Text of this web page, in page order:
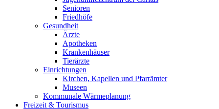
Senioren
Friedhöfe
Gesundheit
Ärzte
Apotheken
Krankenhäuser
Tierärzte
Einrichtungen
Kirchen, Kapellen und Pfarrämter
Museen
Kommunale Wärmeplanung
Freizeit & Tourismus